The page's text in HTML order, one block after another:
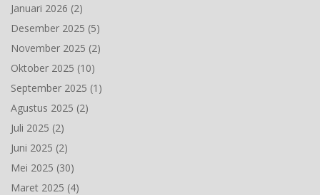
Januari 2026 (2)
Desember 2025 (5)
November 2025 (2)
Oktober 2025 (10)
September 2025 (1)
Agustus 2025 (2)
Juli 2025 (2)
Juni 2025 (2)
Mei 2025 (30)
Maret 2025 (4)